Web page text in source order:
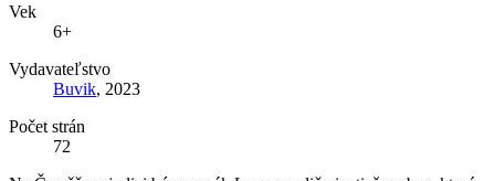
Vek
6+
Vydavateľstvo
Buvik, 2023
Počet strán
72